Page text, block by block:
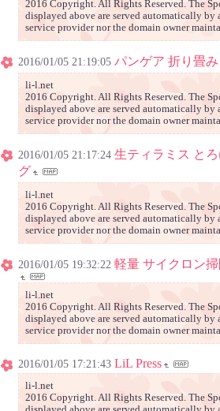
2016 Copyright. All Rights Reserved. The
displayed above are served automatically by
service provider nor the domain owner
2016/01/05 21:19:05 パンゲア 折り畳
li-l.net
2016 Copyright. All Rights Reserved. The
displayed above are served automatically by
service provider nor the domain owner
2016/01/05 21:17:24 生ティラミス と
グ
li-l.net
2016 Copyright. All Rights Reserved. The
displayed above are served automatically by
service provider nor the domain owner
2016/01/05 19:32:22 軽量 サイクロン
li-l.net
2016 Copyright. All Rights Reserved. The
displayed above are served automatically by
service provider nor the domain owner
2016/01/05 17:21:43 LiL Press
li-l.net
2016 Copyright. All Rights Reserved. The